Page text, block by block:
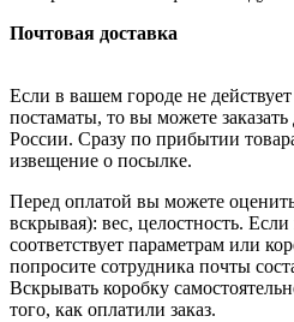
Почтовая доставка
Если в вашем городе не
постаматы, то вы можете заказать
России. Сразу по прибытии
извещение о посылке.
Перед оплатой вы можете
вскрывая): вес, целостность.
соответствует параметрам или
попросите сотрудника почты
Вскрывать коробку
того, как оплатили заказ.